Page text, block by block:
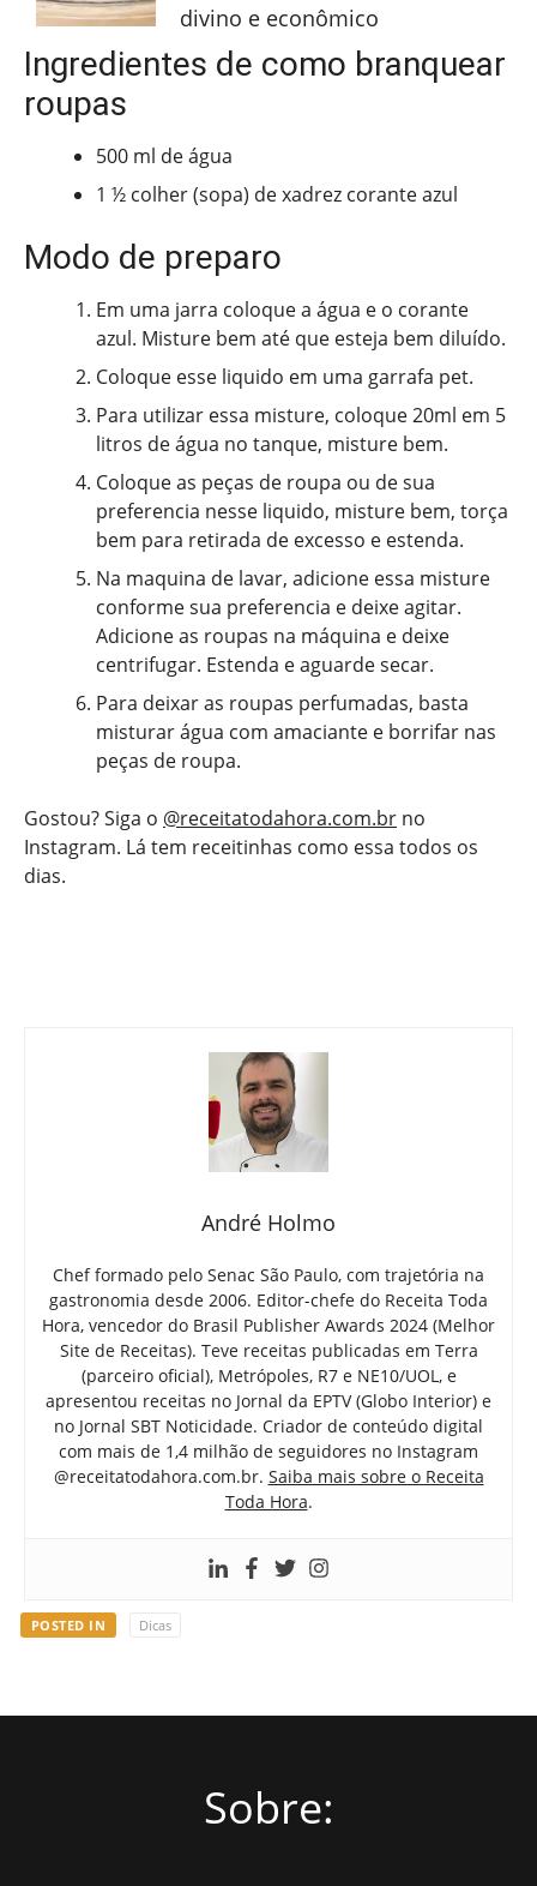
divino e econômico
Ingredientes de como branquear
roupas
500 ml de água
1 ½ colher (sopa) de xadrez corante azul
Modo de preparo
Em uma jarra coloque a água e o corante
azul. Misture bem até que esteja bem diluído.
Coloque esse liquido em uma garrafa pet.
Para utilizar essa misture, coloque 20ml em 5
litros de água no tanque, misture bem.
Coloque as peças de roupa ou de sua
preferencia nesse liquido, misture bem, torça
bem para retirada de excesso e estenda.
Na maquina de lavar, adicione essa misture
conforme sua preferencia e deixe agitar.
Adicione as roupas na máquina e deixe
centrifugar. Estenda e aguarde secar.
Para deixar as roupas perfumadas, basta
misturar água com amaciante e borrifar nas
peças de roupa.
Gostou? Siga o @receitatodahora.com.br no
Instagram. Lá tem receitinhas como essa todos os
dias.
André Holmo
Chef formado pelo Senac São Paulo, com trajetória na
gastronomia desde 2006. Editor-chefe do Receita Toda
Hora, vencedor do Brasil Publisher Awards 2024 (Melhor
Site de Receitas). Teve receitas publicadas em Terra
(parceiro oficial), Metrópoles, R7 e NE10/UOL, e
apresentou receitas no Jornal da EPTV (Globo Interior) e
no Jornal SBT Noticidade. Criador de conteúdo digital
com mais de 1,4 milhão de seguidores no Instagram
@receitatodahora.com.br. Saiba mais sobre o Receita
Toda Hora.
POSTED IN Dicas
Sobre: